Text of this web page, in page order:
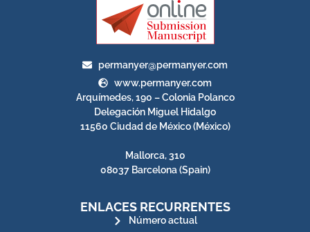
permanyer@permanyer.com
www.permanyer.com
Arquímedes, 190 – Colonia Polanco
Delegación Miguel Hidalgo
11560 Ciudad de México (México)
Mallorca, 310
08037 Barcelona (Spain)
ENLACES RECURRENTES
Número actual